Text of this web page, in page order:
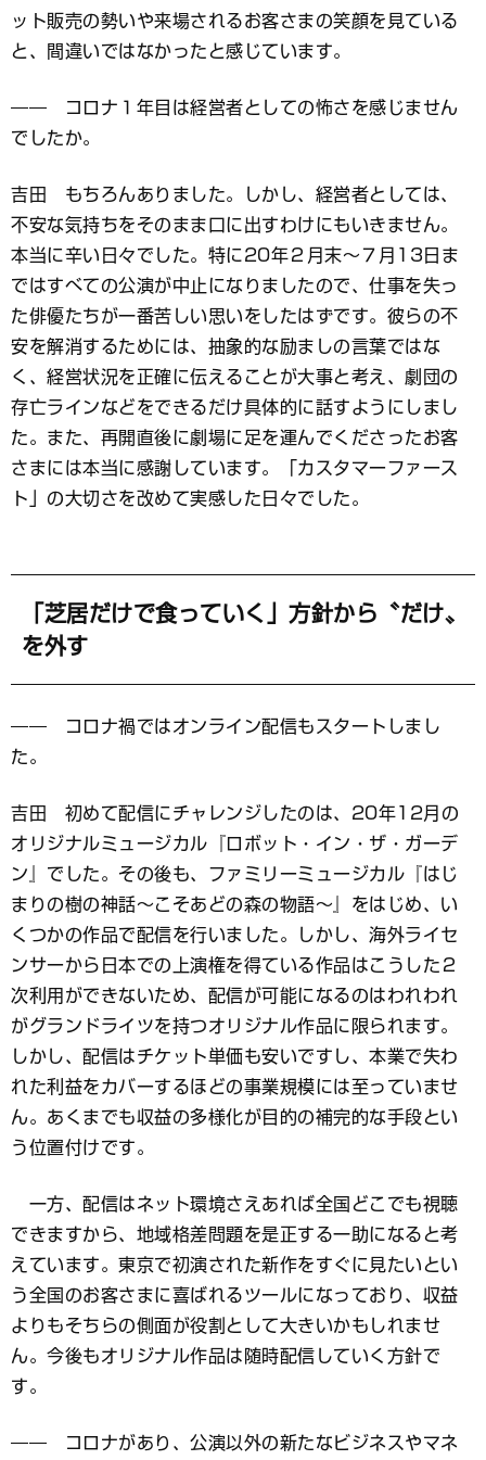
ット販売の勢いや来場されるお客さまの笑顔を見ている
と、間違いではなかったと感じています。
―― コロナ１年目は経営者としての怖さを感じません
でしたか。
吉田 もちろんありました。しかし、経営者としては、
不安な気持ちをそのまま口に出すわけにもいきません。
本当に辛い日々でした。特に20年２月末～７月13日ま
ではすべての公演が中止になりましたので、仕事を失っ
た俳優たちが一番苦しい思いをしたはずです。彼らの不
安を解消するためには、抽象的な励ましの言葉ではな
く、経営状況を正確に伝えることが大事と考え、劇団の
存亡ラインなどをできるだけ具体的に話すようにしまし
た。また、再開直後に劇場に足を運んでくださったお客
さまには本当に感謝しています。「カスタマーファース
ト」の大切さを改めて実感した日々でした。
「芝居だけで食っていく」方針から〝だけ〟
を外す
―― コロナ禍ではオンライン配信もスタートしまし
た。
吉田 初めて配信にチャレンジしたのは、20年12月の
オリジナルミュージカル『ロボット・イン・ザ・ガーデ
ン』でした。その後も、ファミリーミュージカル『はじ
まりの樹の神話～こそあどの森の物語～』をはじめ、い
くつかの作品で配信を行いました。しかし、海外ライセ
ンサーから日本での上演権を得ている作品はこうした２
次利用ができないため、配信が可能になるのはわれわれ
がグランドライツを持つオリジナル作品に限られます。
しかし、配信はチケット単価も安いですし、本業で失わ
れた利益をカバーするほどの事業規模には至っていませ
ん。あくまでも収益の多様化が目的の補完的な手段とい
う位置付けです。
一方、配信はネット環境さえあれば全国どこでも視聴
できますから、地域格差問題を是正する一助になると考
えています。東京で初演された新作をすぐに見たいとい
う全国のお客さまに喜ばれるツールになっており、収益
よりもそちらの側面が役割として大きいかもしれませ
ん。今後もオリジナル作品は随時配信していく方針で
す。
―― コロナがあり、公演以外の新たなビジネスやマネ